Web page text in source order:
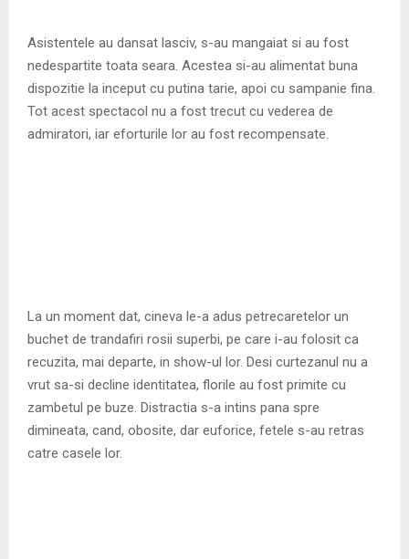
Asistentele au dansat lasciv, s-au mangaiat si au fost
nedespartite toata seara. Acestea si-au alimentat buna
dispozitie la inceput cu putina tarie, apoi cu sampanie fina.
Tot acest spectacol nu a fost trecut cu vederea de
admiratori, iar eforturile lor au fost recompensate.
La un moment dat, cineva le-a adus petrecaretelor un
buchet de trandafiri rosii superbi, pe care i-au folosit ca
recuzita, mai departe, in show-ul lor. Desi curtezanul nu a
vrut sa-si decline identitatea, florile au fost primite cu
zambetul pe buze. Distractia s-a intins pana spre
dimineata, cand, obosite, dar euforice, fetele s-au retras
catre casele lor.